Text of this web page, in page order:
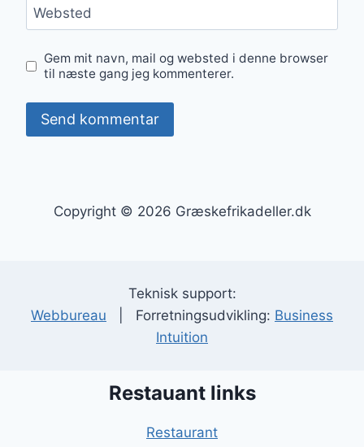
Websted
Gem mit navn, mail og websted i denne browser
til næste gang jeg kommenterer.
Copyright © 2026 Græskefrikadeller.dk
Teknisk support:
Webbureau | Forretningsudvikling: Business
Intuition
Restauant links
Restaurant